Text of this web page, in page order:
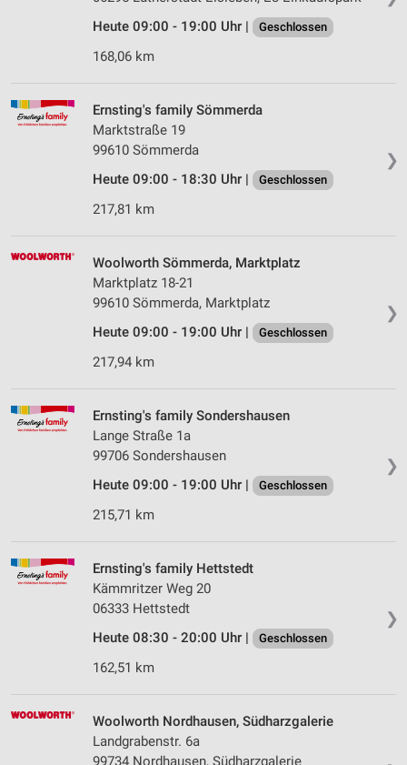
Heute 09:00 - 19:00 Uhr |
Geschlossen
168,06 km
❯
Ernsting's family Sömmerda
Marktstraße 19
99610 Sömmerda
Heute 09:00 - 18:30 Uhr |
Geschlossen
217,81 km
❯
Woolworth Sömmerda, Marktplatz
Marktplatz 18-21
99610 Sömmerda, Marktplatz
Heute 09:00 - 19:00 Uhr |
Geschlossen
217,94 km
❯
Ernsting's family Sondershausen
Lange Straße 1a
99706 Sondershausen
Heute 09:00 - 19:00 Uhr |
Geschlossen
215,71 km
❯
Ernsting's family Hettstedt
Kämmritzer Weg 20
06333 Hettstedt
Heute 08:30 - 20:00 Uhr |
Geschlossen
162,51 km
Woolworth Nordhausen, Südharzgalerie
Landgrabenstr. 6a
99734 Nordhausen, Südharzgalerie